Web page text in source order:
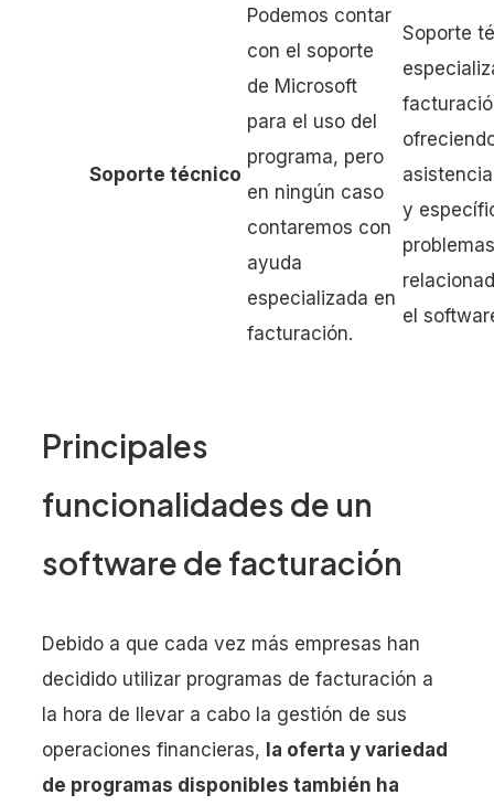
Soporte técnico
Podemos contar
con el soporte
de Microsoft
para el uso del
programa, pero
en ningún caso
contaremos con
ayuda
especializada en
facturación.
Soporte
y
problemas
el
Principales
funcionalidades de un
software de facturación
Debido a que cada vez más empresas han
decidido utilizar programas de facturación a
la hora de llevar a cabo la gestión de sus
operaciones financieras, la oferta y variedad
de programas disponibles también ha